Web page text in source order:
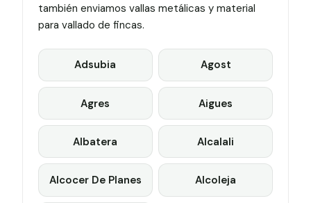
también enviamos vallas metálicas y material
para vallado de fincas.
Adsubia Agost
Agres Aigues
Albatera Alcalali
Alcocer De Planes Alcoleja